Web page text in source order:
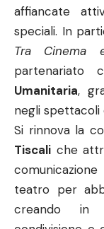
affiancate
speciali. In
Tra
partenariato
Umanitaria,
negli spettacoli
Si rinnova la
Tiscali che
teatro per
creando in